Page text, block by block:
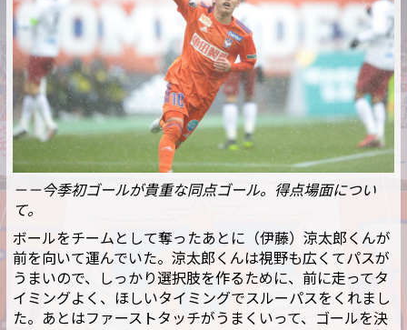
－－今季初ゴールが貴重な同点ゴール。得点場面につい
て。
ボールをチームとして奪ったあとに（伊藤）涼太郎くんが
前を向いて運んでいた。涼太郎くんは視野も広くてパスが
うまいので、しっかり選択肢を作るために、前に走ってタ
イミングよく、ほしいタイミングでスルーパスをくれまし
た。あとはファーストタッチがうまくいって、ゴールを決